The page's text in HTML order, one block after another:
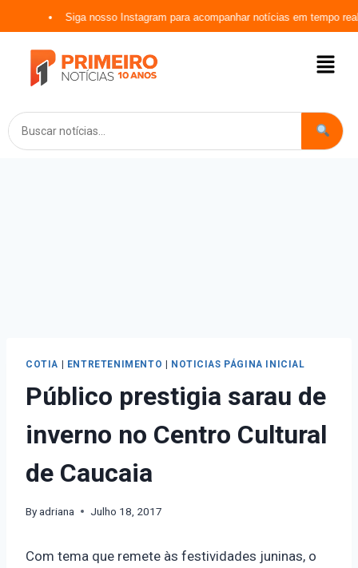
Siga nosso Instagram para acompanhar notícias em tempo real
COTIA ENTRETENIMENTO NOTICIAS PÁGINA INICIAL
Público prestigia sarau de
inverno no Centro Cultural
de Caucaia
Byadriana Julho 18, 2017
Com tema que remete às festividades juninas, o